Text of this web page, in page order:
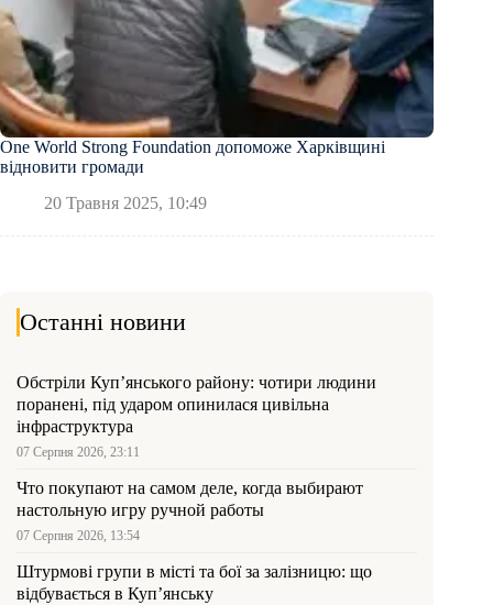
One World Strong Foundation допоможе Харківщині
відновити громади
20 Травня 2025, 10:49
Останні новини
Обстріли Куп’янського району: чотири людини
поранені, під ударом опинилася цивільна
інфраструктура
07 Серпня 2026, 23:11
Что покупают на самом деле, когда выбирают
настольную игру ручной работы
07 Серпня 2026, 13:54
Штурмові групи в місті та бої за залізницю: що
відбувається в Куп’янську